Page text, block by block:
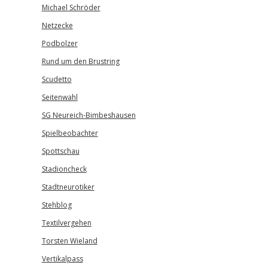
Michael Schröder
Netzecke
Podbolzer
Rund um den Brustring
Scudetto
Seitenwahl
SG Neureich-Bimbeshausen
Spielbeobachter
Spottschau
Stadioncheck
Stadtneurotiker
Stehblog
Textilvergehen
Torsten Wieland
Vertikalpass